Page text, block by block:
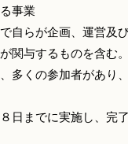
事業
自らが企画、運営及
関与するものを含む。
多くの参加者があり
日までに実施し、完